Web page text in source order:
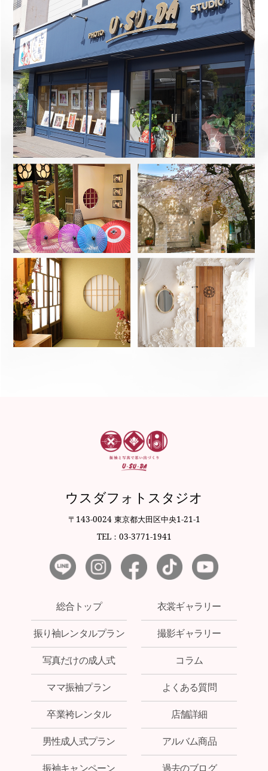
ウスダフォトスタジオ
〒143-0024 東京都大田区中央1-21-1
TEL：03-3771-1941
総合トップ
振り袖レンタルプラン
写真だけの成人式
ママ振袖プラン
卒業袴レンタル
男性成人式プラン
振袖キャンペーン
衣裳ギャラリー
撮影ギャラリー
コラム
よくある質問
店舗詳細
アルバム商品
過去のブログ